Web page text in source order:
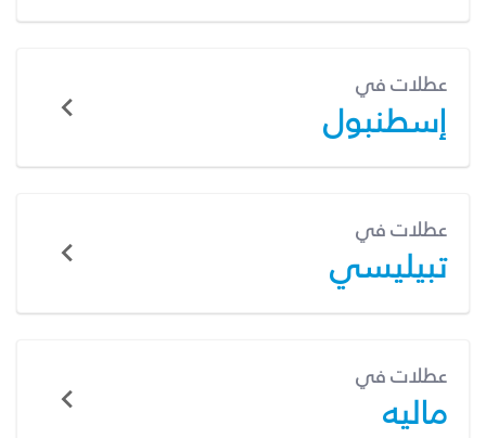
عطلات في
إسطنبول
عطلات في
تبيليسي
عطلات في
ماليه